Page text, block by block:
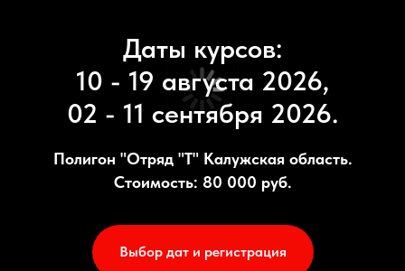
Даты курсов:
10 - 19 августа 2026,
02 - 11 сентября 2026.
Полигон "Отряд "Т" Калужская область.
Стоимость: 80 000 руб.
Выбор дат и регистрация